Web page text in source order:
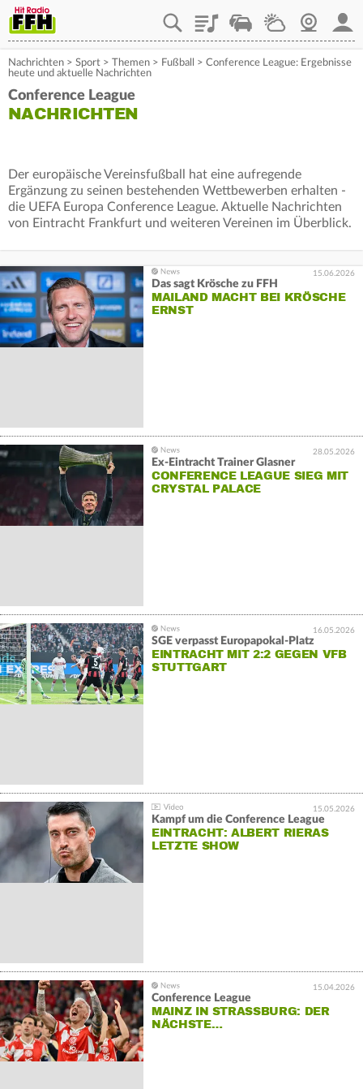
PlaylistStaupilotWetterWebcam
Nachrichten > Sport > Themen > Fußball > Conference League: Ergebnisse
heute und aktuelle Nachrichten
Conference League
NACHRICHTEN
Der europäische Vereinsfußball hat eine aufregende
Ergänzung zu seinen bestehenden Wettbewerben erhalten -
die UEFA Europa Conference League. Aktuelle Nachrichten
von Eintracht Frankfurt und weiteren Vereinen im Überblick.
15.06.2026
Das sagt Krösche zu FFH
MAILAND MACHT BEI KRÖSCHE
ERNST
28.05.2026
Ex-Eintracht Trainer Glasner
CONFERENCE LEAGUE SIEG MIT
CRYSTAL PALACE
16.05.2026
SGE verpasst Europapokal-Platz
EINTRACHT MIT 2:2 GEGEN VFB
STUTTGART
15.05.2026
Kampf um die Conference League
EINTRACHT: ALBERT RIERAS
LETZTE SHOW
15.04.2026
Conference League
MAINZ IN STRASSBURG: DER N
ÄCHSTE…